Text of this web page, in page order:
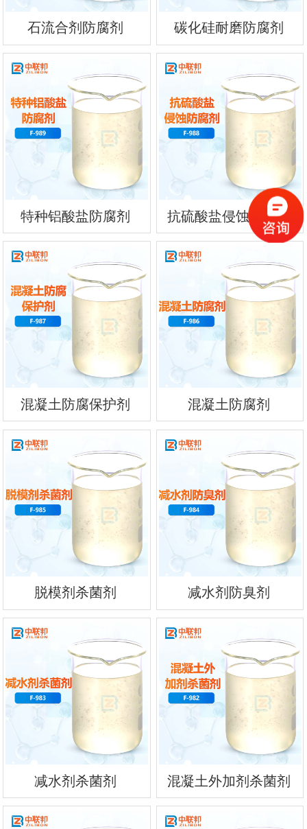
石流合剂防腐剂 碳化硅耐磨防腐剂
特种铝酸盐防腐剂 抗硫酸盐侵蚀防腐剂
混凝土防腐保护剂 混凝土防腐剂
脱模剂杀菌剂 减水剂防臭剂
减水剂杀菌剂 混凝土外加剂杀菌剂